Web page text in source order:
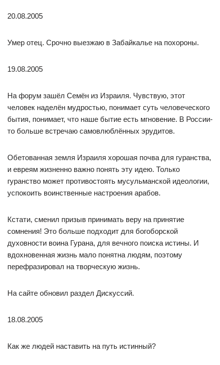
20.08.2005
Умер отец. Срочно выезжаю в Забайкалье на похороны.
19.08.2005
На форум зашёл Семён из Израиля. Чувствую, этот
человек наделён мудростью, понимает суть человеческого
бытия, понимает, что наше бытие есть мгновение. В России-
то больше встречаю самовлюблённых эрудитов.
Обетованная земля Израиля хорошая почва для гуранства,
и евреям жизненно важно понять эту идею. Только
гуранство может противостоять мусульманской идеологии,
успокоить воинственные настроения арабов.
Кстати, сменил призыв принимать веру на принятие
сомнения! Это больше подходит для богоборской
духовности воина Гурана, для вечного поиска истины. И
вдохновенная жизнь мало понятна людям, поэтому
перефразировал на творческую жизнь.
На сайте обновил раздел Дискуссий.
18.08.2005
Как же людей наставить на путь истинный?